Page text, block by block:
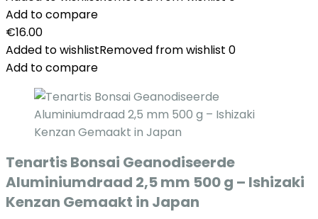
Add to compare
€16.00
Added to wishlistRemoved from wishlist 0
Add to compare
Tenartis Bonsai Geanodiseerde
Aluminiumdraad 2,5 mm 500 g – Ishizaki
Kenzan Gemaakt in Japan